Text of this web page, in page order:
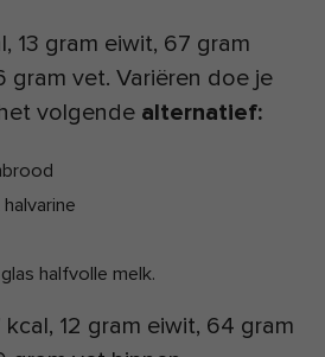
13 gram eiwit, 67 gram
gram vet. Variëren doe je
volgende alternatief:
halfvolle melk.
12 gram eiwit, 64 gram